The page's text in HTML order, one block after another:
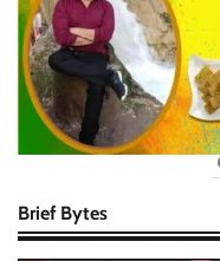
Brief Bytes